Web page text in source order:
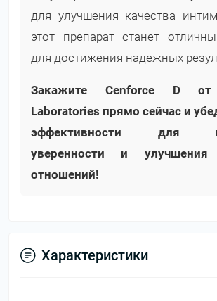
для улучшения качества
этот препарат станет
для достижения надежных
Закажите Cenforce D от
Laboratories прямо сейчас и
эффективности для
уверенности и
отношений!
Характеристики